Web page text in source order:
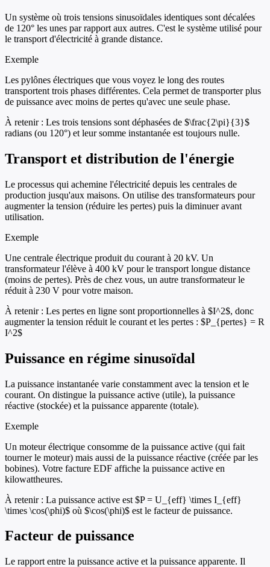
Un système où trois tensions sinusoïdales identiques sont décalées
de 120° les unes par rapport aux autres. C'est le système utilisé pour
le transport d'électricité à grande distance.
Exemple
Les pylônes électriques que vous voyez le long des routes
transportent trois phases différentes. Cela permet de transporter plus
de puissance avec moins de pertes qu'avec une seule phase.
À retenir : Les trois tensions sont déphasées de $\frac{2\pi}{3}$
radians (ou 120°) et leur somme instantanée est toujours nulle.
Transport et distribution de l'énergie
Le processus qui achemine l'électricité depuis les centrales de
production jusqu'aux maisons. On utilise des transformateurs pour
augmenter la tension (réduire les pertes) puis la diminuer avant
utilisation.
Exemple
Une centrale électrique produit du courant à 20 kV. Un
transformateur l'élève à 400 kV pour le transport longue distance
(moins de pertes). Près de chez vous, un autre transformateur le
réduit à 230 V pour votre maison.
À retenir : Les pertes en ligne sont proportionnelles à $I^2$, donc
augmenter la tension réduit le courant et les pertes : $P_{pertes} = R
I^2$
Puissance en régime sinusoïdal
La puissance instantanée varie constamment avec la tension et le
courant. On distingue la puissance active (utile), la puissance
réactive (stockée) et la puissance apparente (totale).
Exemple
Un moteur électrique consomme de la puissance active (qui fait
tourner le moteur) mais aussi de la puissance réactive (créée par les
bobines). Votre facture EDF affiche la puissance active en
kilowattheures.
À retenir : La puissance active est $P = U_{eff} \times I_{eff}
\times \cos(\phi)$ où $\cos(\phi)$ est le facteur de puissance.
Facteur de puissance
Le rapport entre la puissance active et la puissance apparente. Il